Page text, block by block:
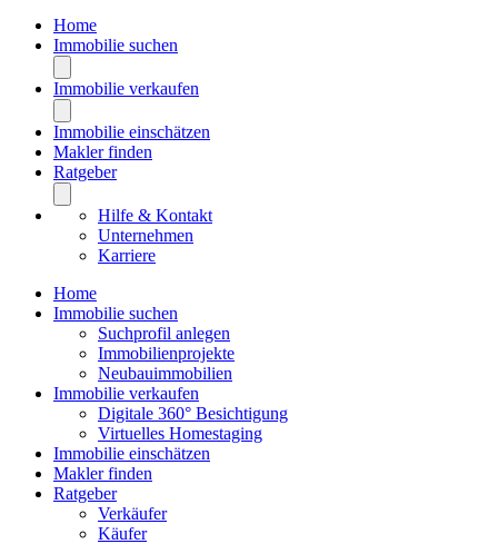
Home
Immobilie suchen
Immobilie verkaufen
Immobilie einschätzen
Makler finden
Ratgeber
Hilfe & Kontakt
Unternehmen
Karriere
Home
Immobilie suchen
Suchprofil anlegen
Immobilienprojekte
Neubauimmobilien
Immobilie verkaufen
Digitale 360° Besichtigung
Virtuelles Homestaging
Immobilie einschätzen
Makler finden
Ratgeber
Verkäufer
Käufer